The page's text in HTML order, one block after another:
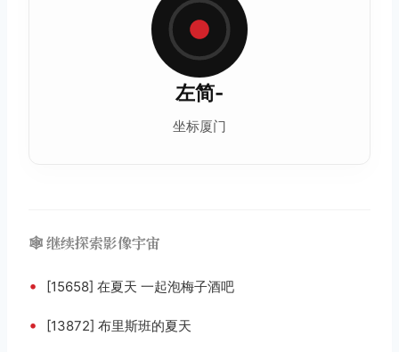
左简-
坐标厦门
🕸️ 继续探索影像宇宙
• [15658] 在夏天 一起泡梅子酒吧
• [13872] 布里斯班的夏天